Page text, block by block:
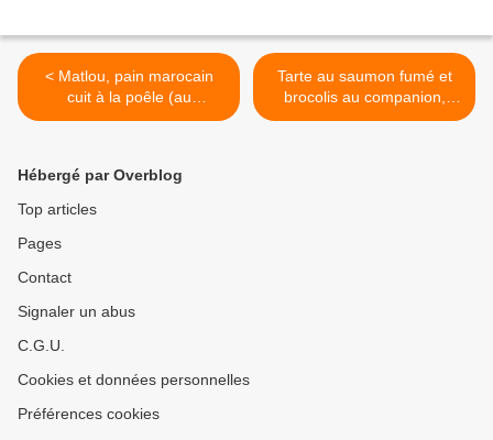
< Matlou, pain marocain
cuit à la poêle (au
companion, thermomix ou
Tarte au saumon fumé et
brocolis au companion,
thermomix ou autres robots
Hébergé par Overblog
Top articles
Pages
Contact
Signaler un abus
C.G.U.
Cookies et données personnelles
Préférences cookies